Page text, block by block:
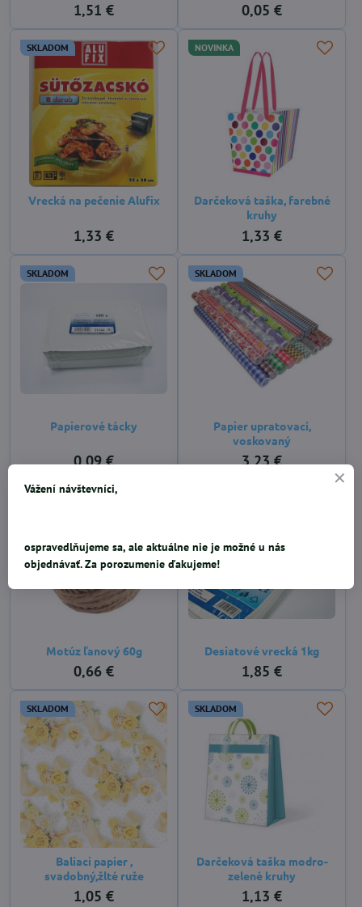
1,51 € 0,05 €
SKLADOM
Vrecká na pečenie Alufix
1,33 €
NOVINKA
Darčeková taška, farebné
kruhy
1,33 €
SKLADOM
Papierové tácky
0,09 €
SKLADOM
Papier upratovací,
voskovaný
3,23 €
Motúz ľanový 60g
0,66 €
Desiatové vrecká 1kg
1,85 €
SKLADOM
Baliaci papier ,
svadobný,žlté ruže
1,05 €
SKLADOM
Darčeková taška modro-
zelené kruhy
1,13 €
Vážení návštevníci,
ospravedlňujeme sa, ale aktuálne nie je možné u nás
objednávať. Za porozumenie ďakujeme!